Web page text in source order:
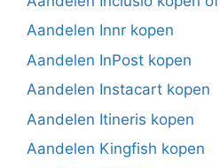
Aandelen Innr kopen
Aandelen InPost kopen
Aandelen Instacart kopen
Aandelen Itineris kopen
Aandelen Kingfish kopen